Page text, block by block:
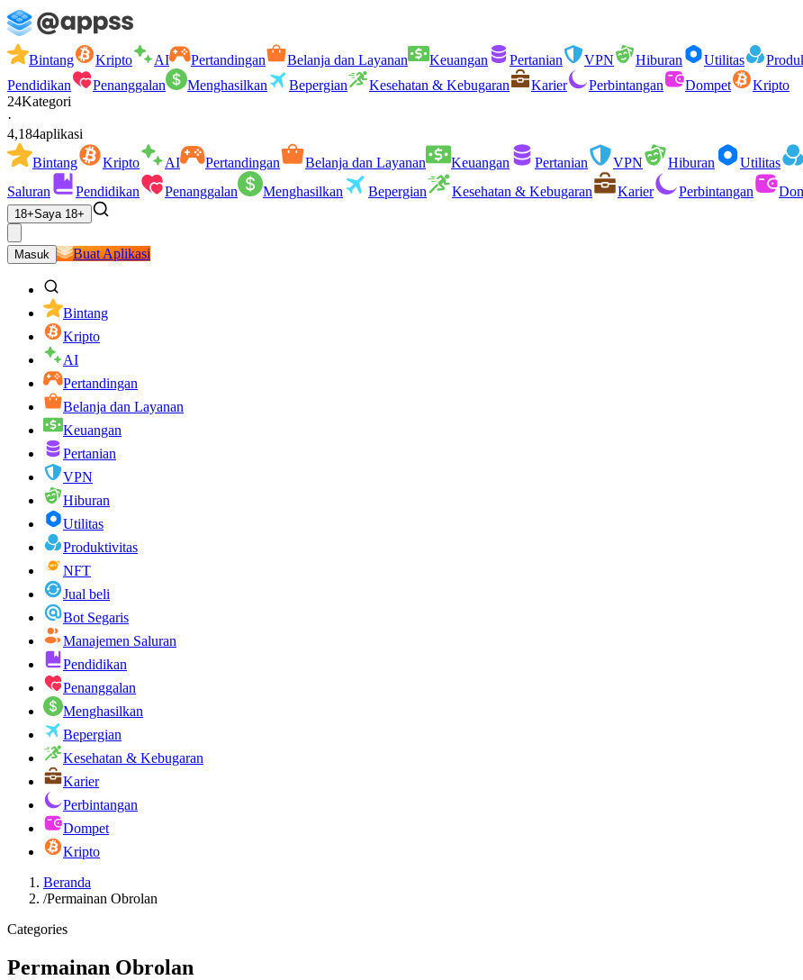
Bintang Kripto AI Pertandingan Belanja dan Layanan Keuangan Pertanian VPN Hiburan Utilitas
Pendidikan
Penanggalan Menghasilkan Bepergian Kesehatan & Kebugaran Karier Perbintangan Dompet
Kripto
24Kategori
·
4,184aplikasi
Bintang
Kripto AI Pertandingan Belanja dan Layanan Keuangan Pertanian VPN Hiburan Utilitas
Saluran
Pendidikan Penanggalan Menghasilkan Bepergian Kesehatan & Kebugaran Karier Perbintangan
18+Saya 18+
Masuk Buat Aplikasi
Bintang
Kripto
AI
Pertandingan
Belanja dan Layanan
Keuangan
Pertanian
VPN
Hiburan
Utilitas
Produktivitas
NFT
Jual beli
Bot Segaris
Manajemen Saluran
Pendidikan
Penanggalan
Menghasilkan
Bepergian
Kesehatan & Kebugaran
Karier
Perbintangan
Dompet
Kripto
Beranda
/Permainan Obrolan
Categories
Permainan Obrolan